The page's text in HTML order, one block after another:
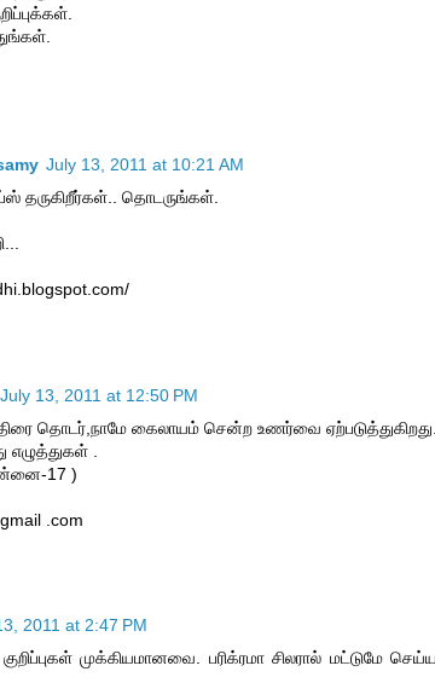
July 13, 2011 at 10:21 AM
தருகிறீர்கள்.. தொடருங்கள்.
July 13, 2011 at 12:50 PM
தொடர்,நாமே கைலாயம் சென்ற உணர்வை ஏற்படுத்துகிறது.
.
17 )
.com
2011 at 2:47 PM
முக்கியமானவை. பரிக்ரமா சிலரால் மட்டுமே